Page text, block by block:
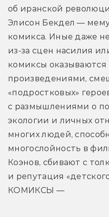
об иранской
Элисон Бекдел —
комикса. Иные даже
из-за сцен насилия
комиксы
произведениями,
«подростковых»
с размышлениями о
экологии и личных
многих людей,
многослойность в
Коэнов, сбивают с
и репутация
КОМИКСЫ —